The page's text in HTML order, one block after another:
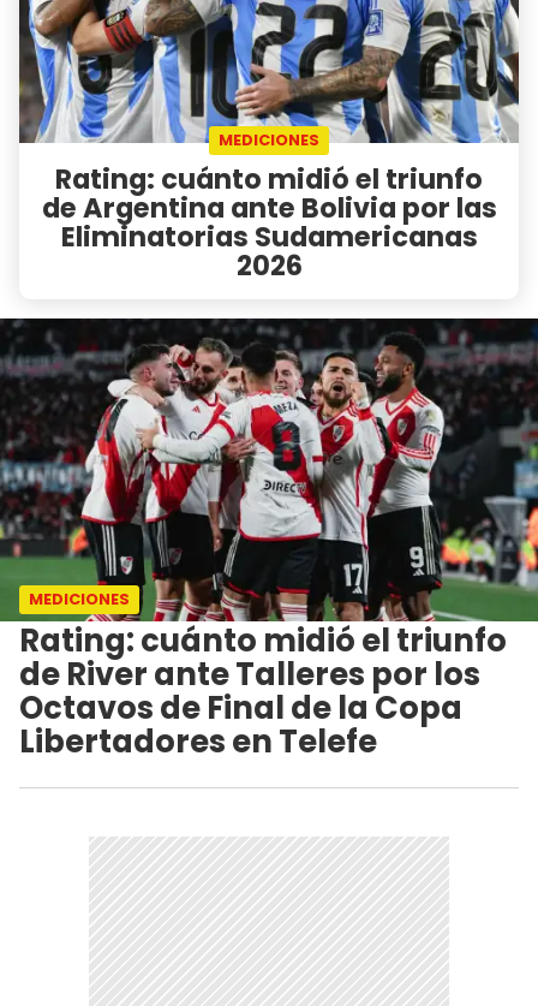
MEDICIONES
Rating: cuánto midió el triunfo
de Argentina ante Bolivia por las
Eliminatorias Sudamericanas
2026
MEDICIONES
Rating: cuánto midió el triunfo
de River ante Talleres por los
Octavos de Final de la Copa
Libertadores en Telefe